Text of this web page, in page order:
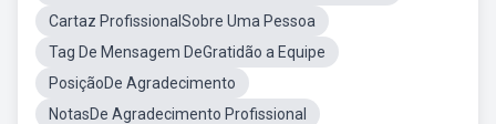
Cartaz ProfissionalSobre Uma Pessoa
Tag De Mensagem DeGratidão a Equipe
PosiçãoDe Agradecimento
NotasDe Agradecimento Profissional